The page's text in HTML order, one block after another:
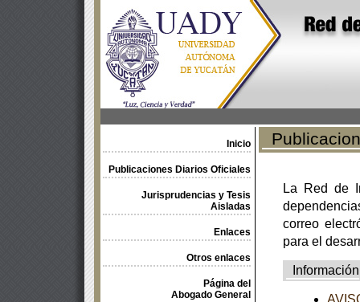
Inicio
Publicaciones Diarios Oficiales
Jurisprudencias y Tesis
Aisladas
Enlaces
Otros enlaces
Página del
Abogado General
La Red de
correo
para el
Información